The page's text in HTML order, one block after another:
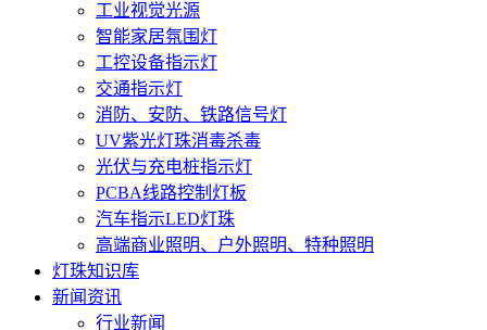
工业视觉光源
智能家居氛围灯
工控设备指示灯
交通指示灯
消防、安防、铁路信号灯
UV紫光灯珠消毒杀毒
光伏与充电桩指示灯
PCBA线路控制灯板
汽车指示LED灯珠
高端商业照明、户外照明、特种照明
灯珠知识库
新闻资讯
行业新闻